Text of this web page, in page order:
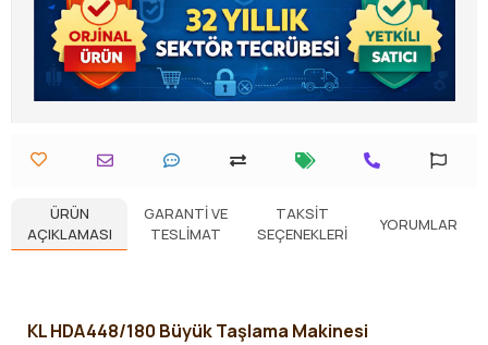
ÜRÜN
AÇIKLAMASI
GARANTI VE
TESLIMAT
TAKSIT
SEÇENEKLERI
YORUMLAR
KL HDA448/180 Büyük Taşlama Makinesi